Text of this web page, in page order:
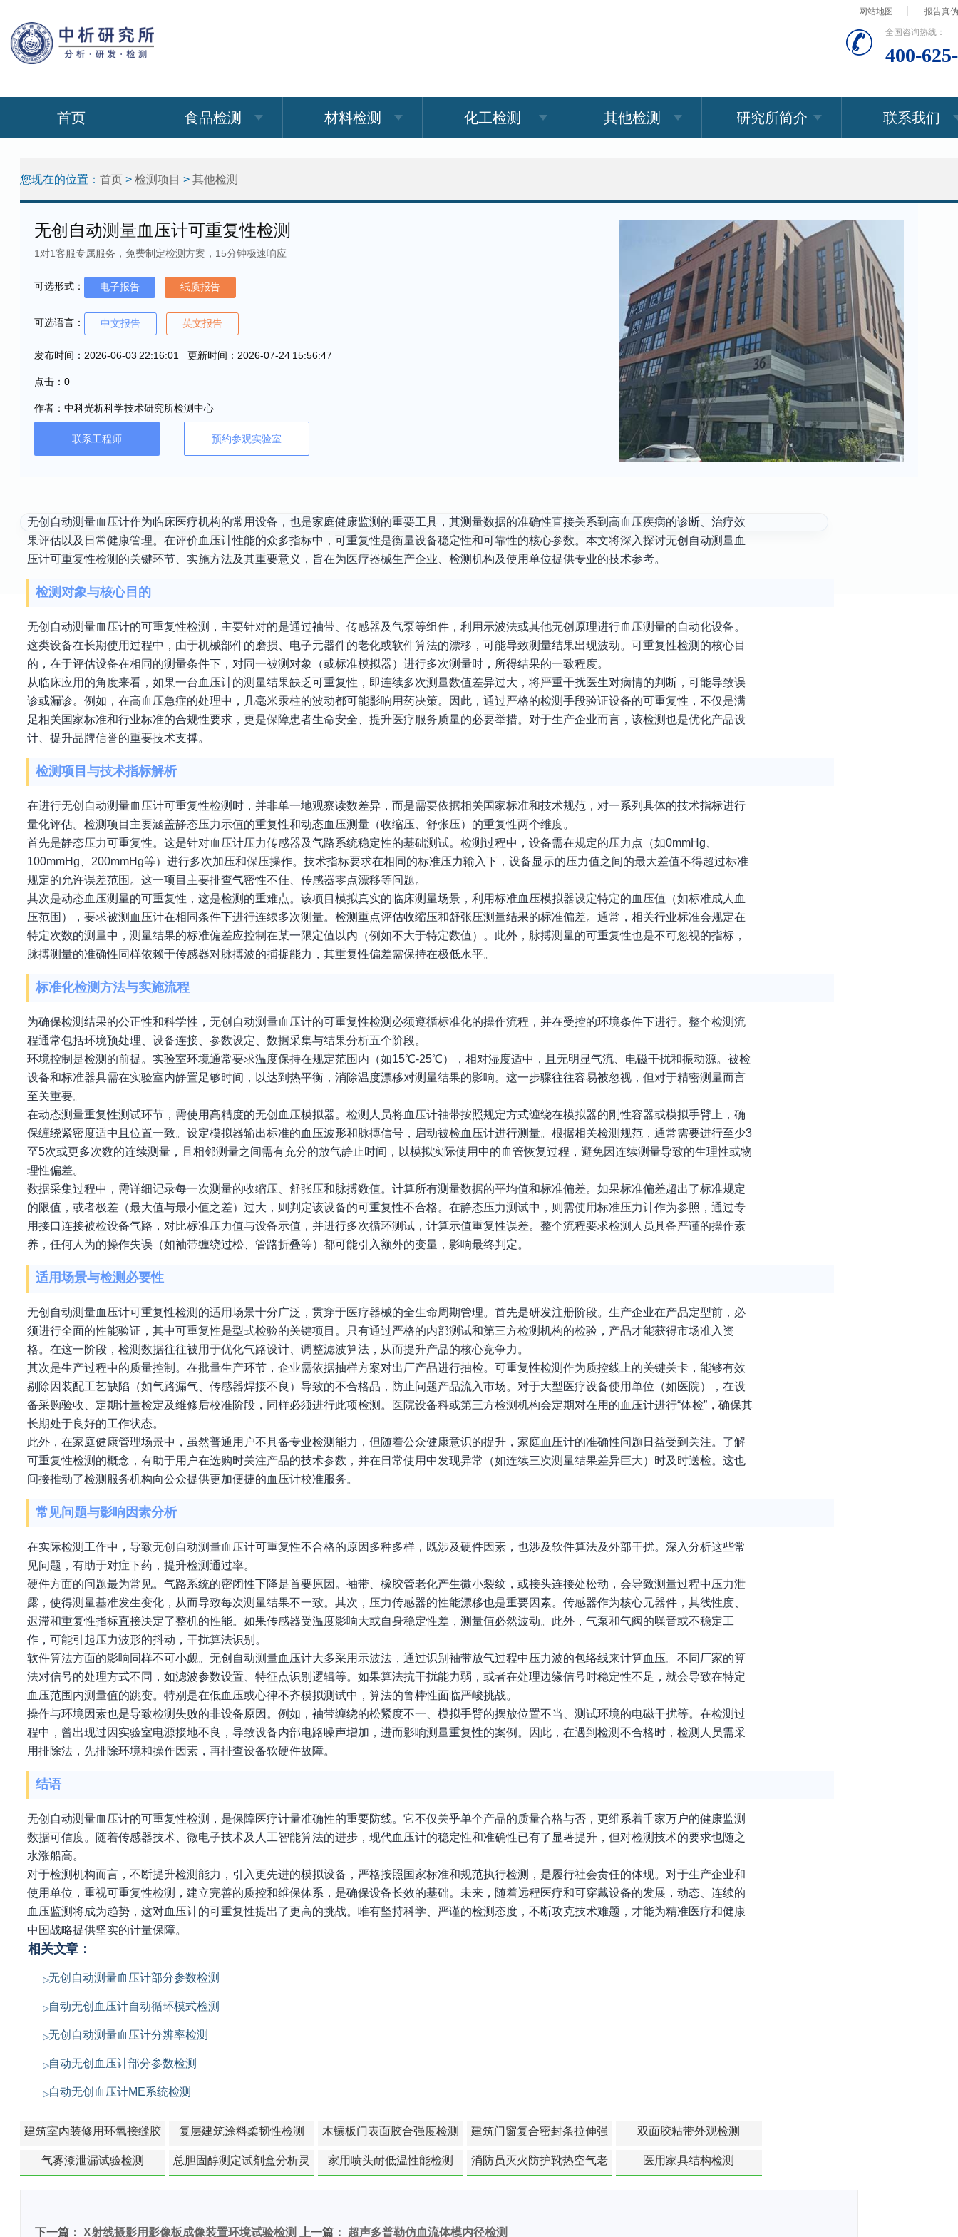
网站地图 报告真
全国咨询热线：
400-
首页 食品检测 材料检测 化工检测 其他检测 研究所简介 联系我们
您现在的位置： 首页 > 检测项目 > 其他检测
无创自动测量血压计可重复性检测
1对1客服专属服务，免费制定检测方案，15分钟极速响应
可选形式： 电子报告 纸质报告
可选语言： 中文报告 英文报告
发布时间：2026-06-03 22:16:01 更新时间：2026-07-24 15:56:47
点击：0
作者：中科光析科学技术研究所检测中心
联系工程师 预约参观实验室
无创自动测量血压计作为临床医疗机构的常用设备，也是家庭健康监测的重要工具，其测量数据的准确性直接关系到高血压疾病的诊断、治疗效
果评估以及日常健康管理。在评价血压计性能的众多指标中，可重复性是衡量设备稳定性和可靠性的核心参数。本文将深入探讨无创自动测量血
压计可重复性检测的关键环节、实施方法及其重要意义，旨在为医疗器械生产企业、检测机构及使用单位提供专业的技术参考。
检测对象与核心目的
无创自动测量血压计的可重复性检测，主要针对的是通过袖带、传感器及气泵等组件，利用示波法或其他无创原理进行血压测量的自动化设备。
这类设备在长期使用过程中，由于机械部件的磨损、电子元器件的老化或软件算法的漂移，可能导致测量结果出现波动。可重复性检测的核心目
的，在于评估设备在相同的测量条件下，对同一被测对象（或标准模拟器）进行多次测量时，所得结果的一致程度。
从临床应用的角度来看，如果一台血压计的测量结果缺乏可重复性，即连续多次测量数值差异过大，将严重干扰医生对病情的判断，可能导致误
诊或漏诊。例如，在高血压急症的处理中，几毫米汞柱的波动都可能影响用药决策。因此，通过严格的检测手段验证设备的可重复性，不仅是满
足相关国家标准和行业标准的合规性要求，更是保障患者生命安全、提升医疗服务质量的必要举措。对于生产企业而言，该检测也是优化产品设
计、提升品牌信誉的重要技术支撑。
检测项目与技术指标解析
在进行无创自动测量血压计可重复性检测时，并非单一地观察读数差异，而是需要依据相关国家标准和技术规范，对一系列具体的技术指标进行
量化评估。检测项目主要涵盖静态压力示值的重复性和动态血压测量（收缩压、舒张压）的重复性两个维度。
首先是静态压力可重复性。这是针对血压计压力传感器及气路系统稳定性的基础测试。检测过程中，设备需在规定的压力点（如0mmHg、
100mmHg、200mmHg等）进行多次加压和保压操作。技术指标要求在相同的标准压力输入下，设备显示的压力值之间的最大差值不得超过标准
规定的允许误差范围。这一项目主要排查气密性不佳、传感器零点漂移等问题。
其次是动态血压测量的可重复性，这是检测的重难点。该项目模拟真实的临床测量场景，利用标准血压模拟器设定特定的血压值（如标准成人血
压范围），要求被测血压计在相同条件下进行连续多次测量。检测重点评估收缩压和舒张压测量结果的标准偏差。通常，相关行业标准会规定在
特定次数的测量中，测量结果的标准偏差应控制在某一限定值以内（例如不大于特定数值）。此外，脉搏测量的可重复性也是不可忽视的指标，
脉搏测量的准确性同样依赖于传感器对脉搏波的捕捉能力，其重复性偏差需保持在极低水平。
标准化检测方法与实施流程
为确保检测结果的公正性和科学性，无创自动测量血压计的可重复性检测必须遵循标准化的操作流程，并在受控的环境条件下进行。整个检测流
程通常包括环境预处理、设备连接、参数设定、数据采集与结果分析五个阶段。
环境控制是检测的前提。实验室环境通常要求温度保持在规定范围内（如15℃-25℃），相对湿度适中，且无明显气流、电磁干扰和振动源。被检
设备和标准器具需在实验室内静置足够时间，以达到热平衡，消除温度漂移对测量结果的影响。这一步骤往往容易被忽视，但对于精密测量而言
至关重要。
在动态测量重复性测试环节，需使用高精度的无创血压模拟器。检测人员将血压计袖带按照规定方式缠绕在模拟器的刚性容器或模拟手臂上，确
保缠绕紧密度适中且位置一致。设定模拟器输出标准的血压波形和脉搏信号，启动被检血压计进行测量。根据相关检测规范，通常需要进行至少3
至5次或更多次数的连续测量，且相邻测量之间需有充分的放气静止时间，以模拟实际使用中的血管恢复过程，避免因连续测量导致的生理性或物
理性偏差。
数据采集过程中，需详细记录每一次测量的收缩压、舒张压和脉搏数值。计算所有测量数据的平均值和标准偏差。如果标准偏差超出了标准规定
的限值，或者极差（最大值与最小值之差）过大，则判定该设备的可重复性不合格。在静态压力测试中，则需使用标准压力计作为参照，通过专
用接口连接被检设备气路，对比标准压力值与设备示值，并进行多次循环测试，计算示值重复性误差。整个流程要求检测人员具备严谨的操作素
养，任何人为的操作失误（如袖带缠绕过松、管路折叠等）都可能引入额外的变量，影响最终判定。
适用场景与检测必要性
无创自动测量血压计可重复性检测的适用场景十分广泛，贯穿于医疗器械的全生命周期管理。首先是研发注册阶段。生产企业在产品定型前，必
须进行全面的性能验证，其中可重复性是型式检验的关键项目。只有通过严格的内部测试和第三方检测机构的检验，产品才能获得市场准入资
格。在这一阶段，检测数据往往被用于优化气路设计、调整滤波算法，从而提升产品的核心竞争力。
其次是生产过程中的质量控制。在批量生产环节，企业需依据抽样方案对出厂产品进行抽检。可重复性检测作为质控线上的关键关卡，能够有效
剔除因装配工艺缺陷（如气路漏气、传感器焊接不良）导致的不合格品，防止问题产品流入市场。对于大型医疗设备使用单位（如医院），在设
备采购验收、定期计量检定及维修后校准阶段，同样必须进行此项检测。医院设备科或第三方检测机构会定期对在用的血压计进行“体检”，确保其
长期处于良好的工作状态。
此外，在家庭健康管理场景中，虽然普通用户不具备专业检测能力，但随着公众健康意识的提升，家庭血压计的准确性问题日益受到关注。了解
可重复性检测的概念，有助于用户在选购时关注产品的技术参数，并在日常使用中发现异常（如连续三次测量结果差异巨大）时及时送检。这也
间接推动了检测服务机构向公众提供更加便捷的血压计校准服务。
常见问题与影响因素分析
在实际检测工作中，导致无创自动测量血压计可重复性不合格的原因多种多样，既涉及硬件因素，也涉及软件算法及外部干扰。深入分析这些常
见问题，有助于对症下药，提升检测通过率。
硬件方面的问题最为常见。气路系统的密闭性下降是首要原因。袖带、橡胶管老化产生微小裂纹，或接头连接处松动，会导致测量过程中压力泄
露，使得测量基准发生变化，从而导致每次测量结果不一致。其次，压力传感器的性能漂移也是重要因素。传感器作为核心元器件，其线性度、
迟滞和重复性指标直接决定了整机的性能。如果传感器受温度影响大或自身稳定性差，测量值必然波动。此外，气泵和气阀的噪音或不稳定工
作，可能引起压力波形的抖动，干扰算法识别。
软件算法方面的影响同样不可小觑。无创自动测量血压计大多采用示波法，通过识别袖带放气过程中压力波的包络线来计算血压。不同厂家的算
法对信号的处理方式不同，如滤波参数设置、特征点识别逻辑等。如果算法抗干扰能力弱，或者在处理边缘信号时稳定性不足，就会导致在特定
血压范围内测量值的跳变。特别是在低血压或心律不齐模拟测试中，算法的鲁棒性面临严峻挑战。
操作与环境因素也是导致检测失败的非设备原因。例如，袖带缠绕的松紧度不一、模拟手臂的摆放位置不当、测试环境的电磁干扰等。在检测过
程中，曾出现过因实验室电源接地不良，导致设备内部电路噪声增加，进而影响测量重复性的案例。因此，在遇到检测不合格时，检测人员需采
用排除法，先排除环境和操作因素，再排查设备软硬件故障。
结语
无创自动测量血压计的可重复性检测，是保障医疗计量准确性的重要防线。它不仅关乎单个产品的质量合格与否，更维系着千家万户的健康监测
数据可信度。随着传感器技术、微电子技术及人工智能算法的进步，现代血压计的稳定性和准确性已有了显著提升，但对检测技术的要求也随之
水涨船高。
对于检测机构而言，不断提升检测能力，引入更先进的模拟设备，严格按照国家标准和规范执行检测，是履行社会责任的体现。对于生产企业和
使用单位，重视可重复性检测，建立完善的质控和维保体系，是确保设备长效的基础。未来，随着远程医疗和可穿戴设备的发展，动态、连续的
血压监测将成为趋势，这对血压计的可重复性提出了更高的挑战。唯有坚持科学、严谨的检测态度，不断攻克技术难题，才能为精准医疗和健康
中国战略提供坚实的计量保障。
相关文章：
无创自动测量血压计部分参数检测
自动无创血压计自动循环模式检测
无创自动测量血压计分辨率检测
自动无创血压计部分参数检测
自动无创血压计ME系统检测
建筑室内装修用环氧接缝胶
苯含量检测
复层建筑涂料柔韧性检测 木镶板门表面胶合强度检测
建筑门窗复合密封条拉伸强
度-硬质塑料材料检测
双面胶粘带外观检测
气雾漆泄漏试验检测
总胆固醇测定试剂盒分析灵
家用喷头耐低温性能检测
消防员灭火防护靴热空气老
医用家具结构检测
下一篇： X射线摄影用影像板成像装置环境试验检测 上一篇： 超声多普勒仿血流体模内径检测